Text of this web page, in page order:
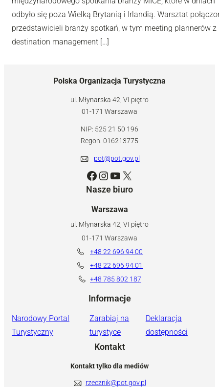
odbyło się poza Wielką Brytanią i Irlandią. Warsztat
przedstawicieli branży spotkań, w tym meeting plannerów
destination management […]
Polska Organizacja Turystyczna
ul. Młynarska 42, VI piętro
01-171 Warszawa
NIP: 525 21 50 196
Regon: 016213775
pot@pot.gov.pl
Facebook Instagram YouTube X
Nasze biuro
Warszawa
ul. Młynarska 42, VI piętro
01-171 Warszawa
+48 22 696 94 00
+48 22 696 94 01
+48 785 802 187
Informacje
Narodowy Portal
Turystyczny
Zarabiaj na
turystyce
Deklaracja
dostępności
Kontakt
Kontakt tylko dla mediów
rzecznik@pot.gov.pl